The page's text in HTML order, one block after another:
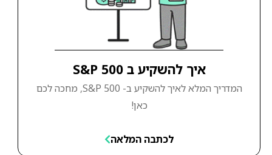
איך להשקיע ב S&P 500
המדריך המלא לאיך להשקיע ב- S&P 500, מחכה לכם
כאן!
לכתבה המלאה